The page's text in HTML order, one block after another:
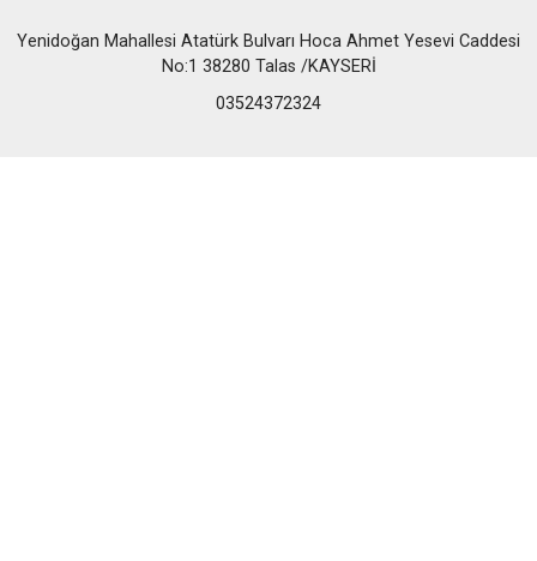
Yenidoğan Mahallesi Atatürk Bulvarı Hoca Ahmet Yesevi Caddesi
No:1 38280 Talas /KAYSERİ
03524372324